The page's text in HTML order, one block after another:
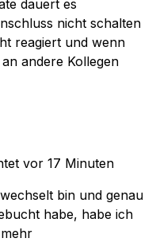
dauert es
nicht schalten
reagiert und wenn
andere Kollegen
vor 17 Minuten
bin und genau
habe, habe ich